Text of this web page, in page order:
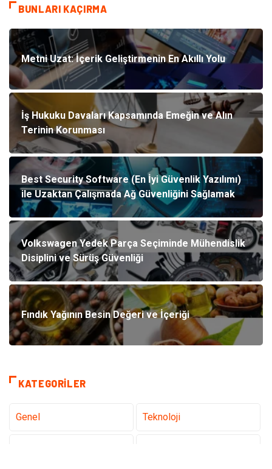
BUNLARI KAÇIRMA
Metni Uzat: İçerik Geliştirmenin En Akıllı Yolu
İş Hukuku Davaları Kapsamında Emeğin ve Alın
Terinin Korunması
Best Security Software (En İyi Güvenlik Yazılımı)
ile Uzaktan Çalışmada Ağ Güvenliğini Sağlamak
Volkswagen Yedek Parça Seçiminde Mühendislik
Disiplini ve Sürüş Güvenliği
Fındık Yağının Besin Değeri ve İçeriği
KATEGORILER
Genel Teknoloji